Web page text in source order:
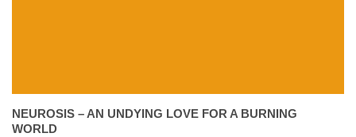
NEUROSIS – AN UNDYING LOVE FOR A BURNING
WORLD